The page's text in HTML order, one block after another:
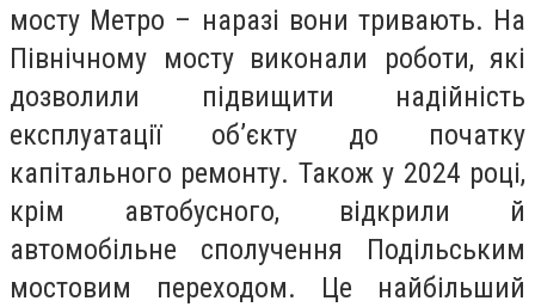
мосту Метро – наразі вони тривають. На
Північному мосту виконали роботи, які
дозволили підвищити надійність
експлуатації об’єкту до початку
капітального ремонту. Також у 2024 році,
крім автобусного, відкрили й
автомобільне сполучення Подільським
мостовим переходом. Це найбільший